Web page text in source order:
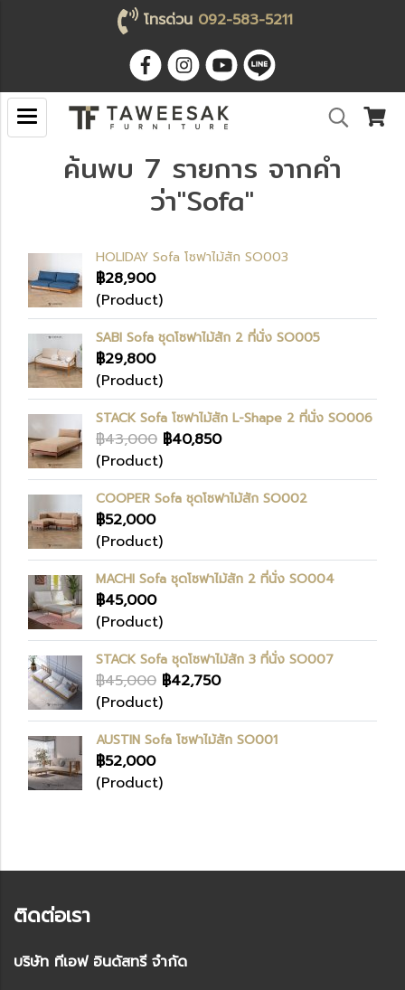
โทรด่วน 092-583-5211
ค้นพบ 7 รายการ จากคำ
ว่า"Sofa"
HOLIDAY Sofa โซฟาไม้สัก SO003
฿28,900
(Product)
SABI Sofa ชุดโซฟาไม้สัก 2 ที่นั่ง SO005
฿29,800
(Product)
STACK Sofa โซฟาไม้สัก L-Shape 2 ที่นั่ง SO006
฿43,000 ฿40,850
(Product)
COOPER Sofa ชุดโซฟาไม้สัก SO002
฿52,000
(Product)
MACHI Sofa ชุดโซฟาไม้สัก 2 ที่นั่ง SO004
฿45,000
(Product)
STACK Sofa ชุดโซฟาไม้สัก 3 ที่นั่ง SO007
฿45,000 ฿42,750
(Product)
AUSTIN Sofa โซฟาไม้สัก SO001
฿52,000
(Product)
ติดต่อเรา
บริษัท ทีเอฟ อินดัสทรี จำกัด